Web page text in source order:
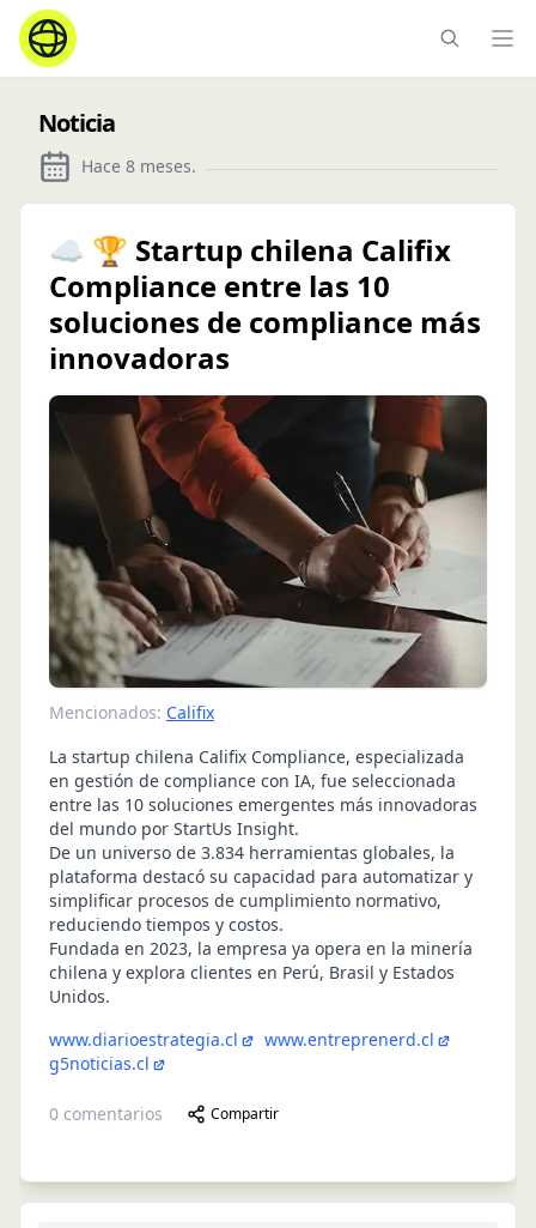
Noticia
Hace 8 meses.
☁️ 🏆 Startup chilena Califix
Compliance entre las 10
soluciones de compliance más
innovadoras
Mencionados: Califix
La startup chilena Califix Compliance, especializada
en gestión de compliance con IA, fue seleccionada
entre las 10 soluciones emergentes más innovadoras
del mundo por StartUs Insight.
De un universo de 3.834 herramientas globales, la
plataforma destacó su capacidad para automatizar y
simplificar procesos de cumplimiento normativo,
reduciendo tiempos y costos.
Fundada en 2023, la empresa ya opera en la minería
chilena y explora clientes en Perú, Brasil y Estados
Unidos.
www.diarioestrategia.cl
www.entreprenerd.cl
g5noticias.cl
0 comentarios Compartir